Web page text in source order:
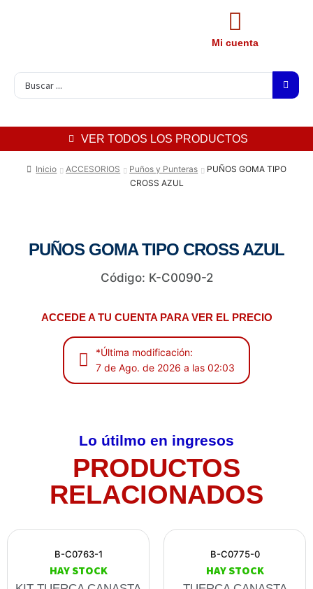
Mi cuenta
VER TODOS LOS PRODUCTOS
Inicio ACCESORIOS Puños y Punteras
PUÑOS GOMA TIPO
CROSS AZUL
PUÑOS GOMA TIPO CROSS AZUL
Código: K-C0090-2
ACCEDE A TU CUENTA PARA VER EL PRECIO
*Última modificación:
7 de Ago. de 2026 a las 02:03
Lo útilmo en ingresos
PRODUCTOS
RELACIONADOS
B-C0763-1
HAY STOCK
B-C0775-0
HAY STOCK